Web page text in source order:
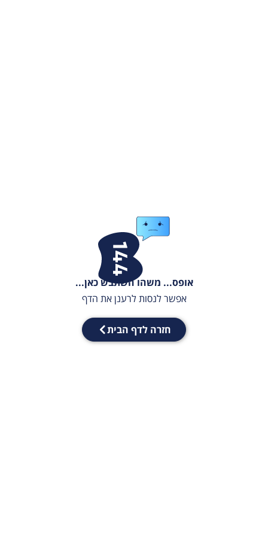
אופס... משהו השתבש כאן...
אפשר לנסות לרענן את הדף
חזרה לדף הבית